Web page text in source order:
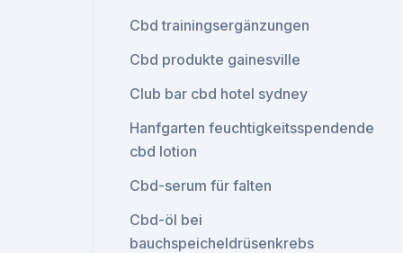
Cbd trainingsergänzungen
Cbd produkte gainesville
Club bar cbd hotel sydney
Hanfgarten feuchtigkeitsspendende
cbd lotion
Cbd-serum für falten
Cbd-öl bei
bauchspeicheldrüsenkrebs